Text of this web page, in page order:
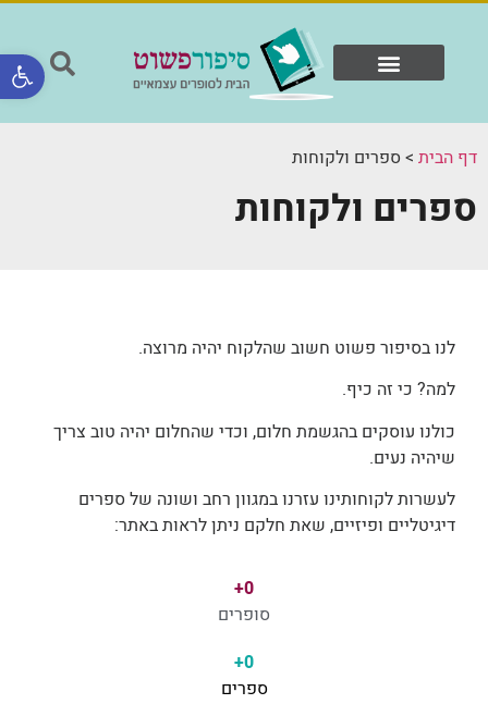
דף הבית > ספרים ולקוחות
ספרים ולקוחות
לנו בסיפור פשוט חשוב שהלקוח יהיה מרוצה.
למה? כי זה כיף.
כולנו עוסקים בהגשמת חלום, וכדי שהחלום יהיה טוב צריך
שיהיה נעים.
לעשרות לקוחותינו עזרנו במגוון רחב ושונה של ספרים
דיגיטליים ופיזיים, שאת חלקם ניתן לראות באתר:
סופרים
0
+
ספרים
0
+
פתח